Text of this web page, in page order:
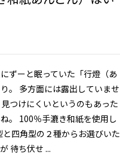
ずーと眠っていた「行燈（あ
。 多方面には露出していませ
つけにくいというのもあった
。 100％手漉き和紙を使用し
四角型の２種からお選びいた
待ち伏せ ...